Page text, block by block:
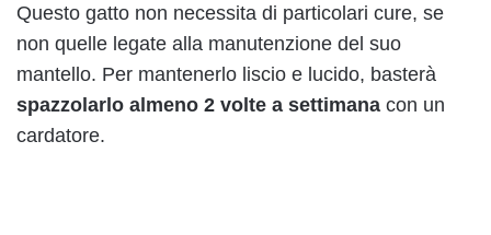
Questo gatto non necessita di particolari cure, se
non quelle legate alla manutenzione del suo
mantello. Per mantenerlo liscio e lucido, basterà
spazzolarlo almeno 2 volte a settimana con un
cardatore.